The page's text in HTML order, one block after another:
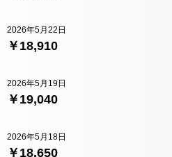
￥18,910
2026年5月22日
￥19,040
2026年5月19日
￥18,650
2026年5月18日